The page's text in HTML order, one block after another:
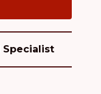
Specialist